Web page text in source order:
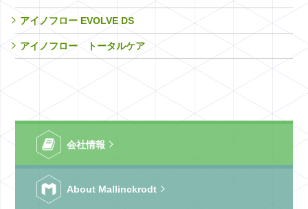
アイノフロー EVOLVE DS
アイノフロー トータルケア
会社情報
About Mallinckrodt